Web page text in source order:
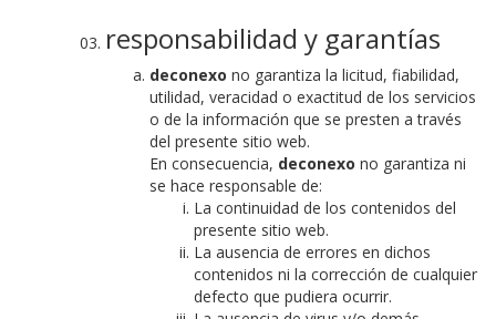
responsabilidad y garantías
deconexo no garantiza la licitud, fiabilidad,
utilidad, veracidad o exactitud de los servicios
o de la información que se presten a través
del presente sitio web.
En consecuencia, deconexo no garantiza ni
se hace responsable de:
La continuidad de los contenidos del
presente sitio web.
La ausencia de errores en dichos
contenidos ni la corrección de cualquier
defecto que pudiera ocurrir.